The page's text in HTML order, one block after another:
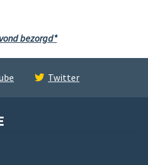
bezorgd*
Twitter